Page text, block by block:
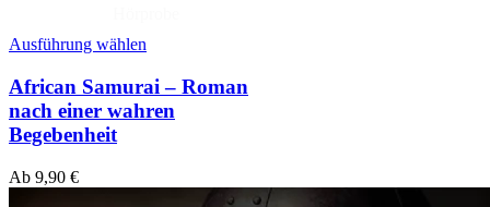
Ausführung wählen
African Samurai – Roman
nach einer wahren
Begebenheit
Ab 9,90 €